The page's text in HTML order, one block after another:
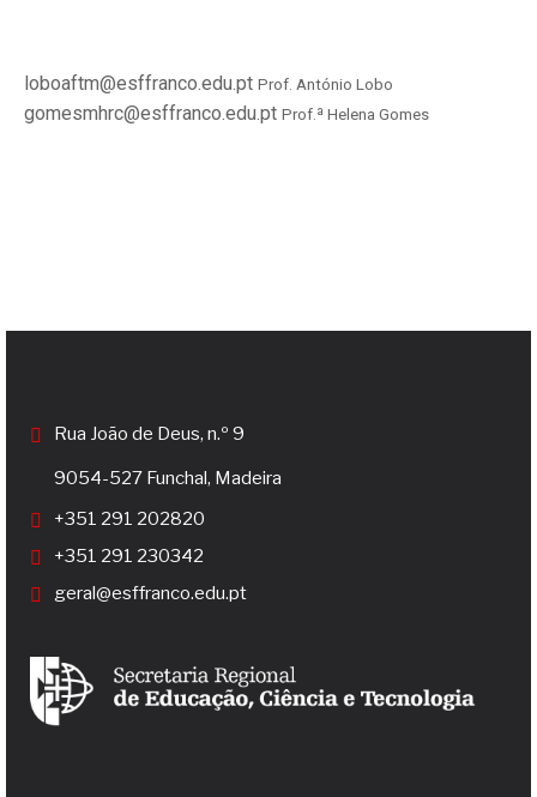
loboaftm@esffranco.edu.pt Prof. António Lobo
gomesmhrc@esffranco.edu.pt Prof.ª Helena Gomes
Rua João de Deus, n.º 9
9054-527 Funchal, Madeira
+351 291 202820
+351 291 230342
geral@esffranco.edu.pt